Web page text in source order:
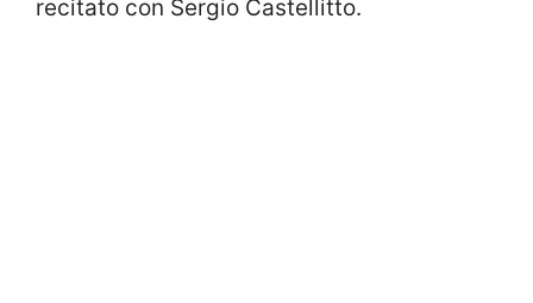
recitato con Sergio Castellitto.